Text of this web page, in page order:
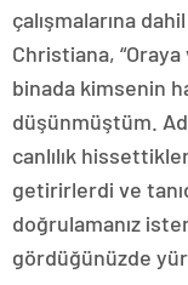
çalışmalarına
Christiana, “Oraya
binada kimsenin
düşünmüştüm.
canlılık
getirirlerdi ve
doğrulamanız
gördüğünüzde